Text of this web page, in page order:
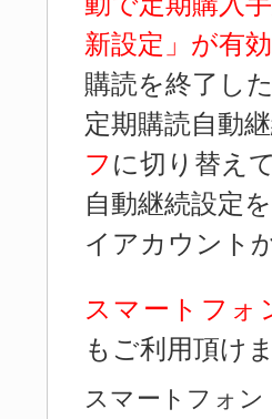
新設定」が有効
購読を終了し
定期購読自動
フ に切り替え
自動継続設定
イアカウント
スマートフォ
もご利用頂け
スマートフォ